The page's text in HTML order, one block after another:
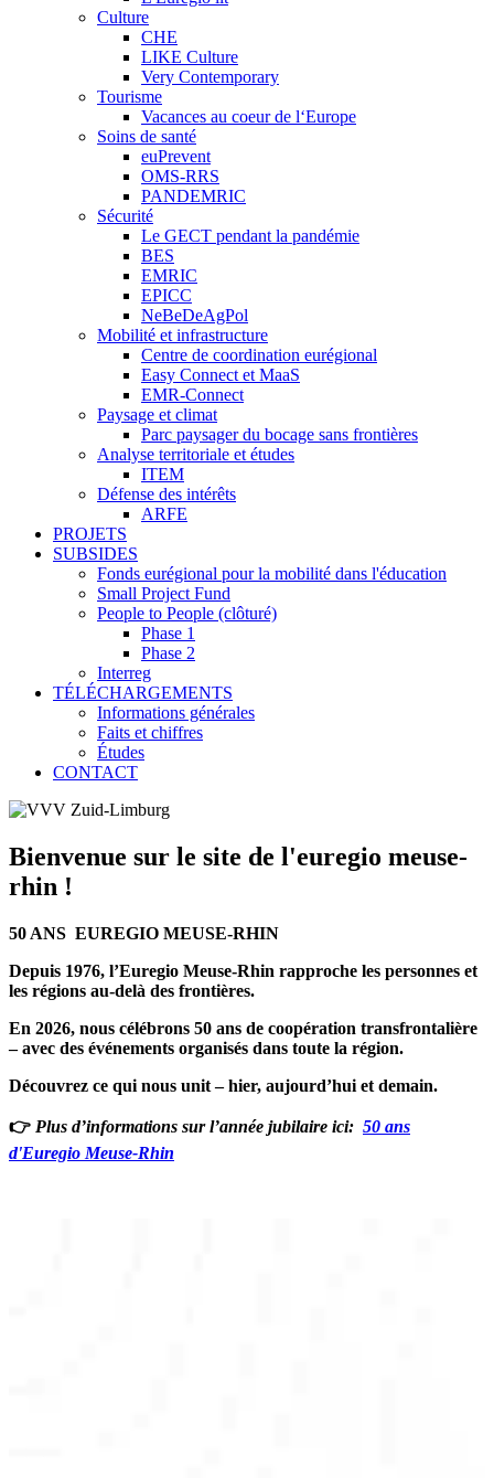
Culture
CHE
LIKE Culture
Very Contemporary
Tourisme
Vacances au coeur de l‘Europe
Soins de santé
euPrevent
OMS-RRS
PANDEMRIC
Sécurité
Le GECT pendant la pandémie
BES
EMRIC
EPICC
NeBeDeAgPol
Mobilité et infrastructure
Centre de coordination eurégional
Easy Connect et MaaS
EMR-Connect
Paysage et climat
Parc paysager du bocage sans frontières
Analyse territoriale et études
ITEM
Défense des intérêts
ARFE
PROJETS
SUBSIDES
Fonds eurégional pour la mobilité dans l'éducation
Small Project Fund
People to People (clôturé)
Phase 1
Phase 2
Interreg
TÉLÉCHARGEMENTS
Informations générales
Faits et chiffres
Études
CONTACT
Bienvenue sur le site de l'euregio meuse-
rhin !
50 ANS EUREGIO MEUSE-RHIN
Depuis 1976, l’Euregio Meuse-Rhin rapproche les personnes et
les régions au-delà des frontières.
En 2026, nous célébrons 50 ans de coopération transfrontalière
– avec des événements organisés dans toute la région.
Découvrez ce qui nous unit – hier, aujourd’hui et demain.
👉 Plus d’informations sur l’année jubilaire ici: 50 ans
d'Euregio Meuse-Rhin